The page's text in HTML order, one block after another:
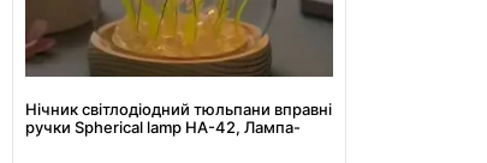
Нічник світлодіодний тюльпани вправні
ручки Spherical lamp HA-42, Лампа-